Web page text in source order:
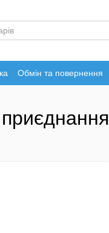
Обмін та повернення